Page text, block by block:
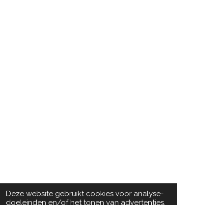
Deze website gebruikt cookies voor analyse-
doeleinden en/of het tonen van advertenties.